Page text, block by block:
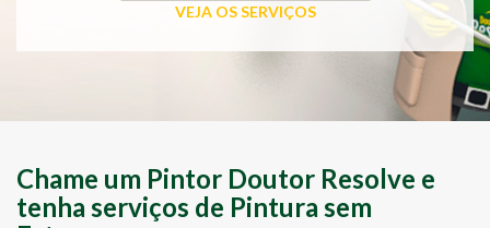
VEJA OS SERVIÇOS
Chame um Pintor Doutor Resolve e
tenha serviços de Pintura sem